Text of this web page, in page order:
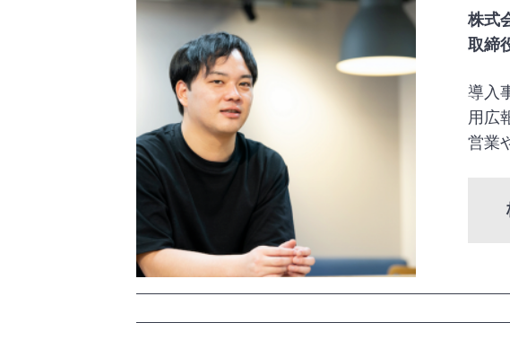
株式
取締
導入
用広
営業